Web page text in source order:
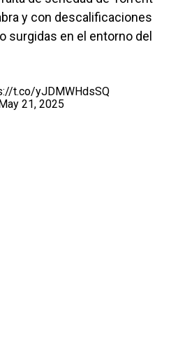
y con descalificaciones
surgidas en el entorno del
t.co/yJDMWHdsSQ
21, 2025